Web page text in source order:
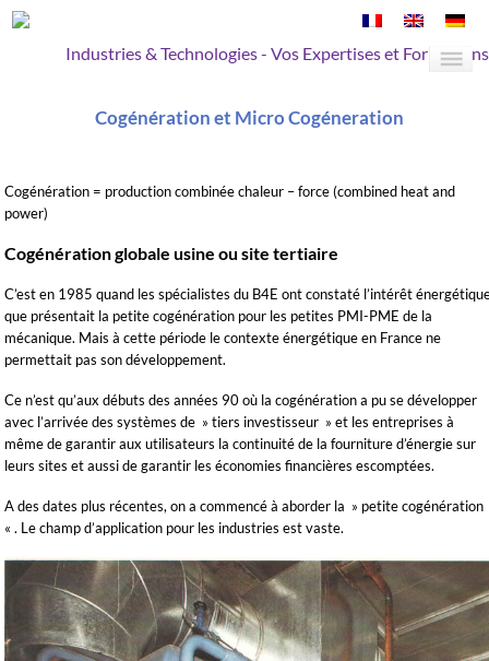
Industries & Technologies - Vos Expertises et Formations
Cogénération et Micro Cogéneration
Cogénération = production combinée chaleur – force (combined heat and
power)
Cogénération globale usine ou site tertiaire
C’est en 1985 quand les spécialistes du B4E ont constaté l’intérêt
que présentait la petite cogénération pour les petites PMI-PME de la
mécanique. Mais à cette période le contexte énergétique en France ne
permettait pas son développement.
Ce n’est qu’aux débuts des années 90 où la cogénération a pu se développer
avec l’arrivée des systèmes de » tiers investisseur » et les entreprises à
même de garantir aux utilisateurs la continuité de la fourniture d’énergie sur
leurs sites et aussi de garantir les économies financières escomptées.
A des dates plus récentes, on a commencé à aborder la » petite cogénération
« . Le champ d’application pour les industries est vaste.